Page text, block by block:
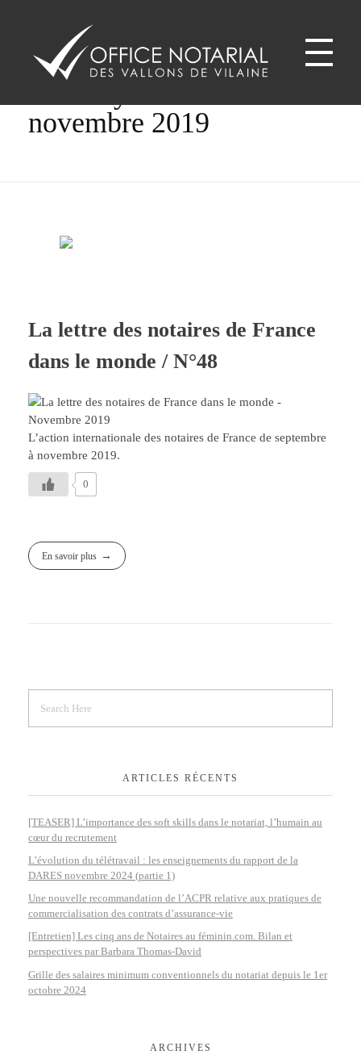
Office notariale des Vallons de Vilaine
ONVV - Notaires à GUICHEN Notaires GOVEN
novembre 2019
La lettre des notaires de France
dans le monde / N°48
L’action internationale des notaires de France de septembre
à novembre 2019.
0
En savoir plus
ARTICLES RÉCENTS
[TEASER] L’importance des soft skills dans le notariat, l’humain au
cœur du recrutement
L’évolution du télétravail : les enseignements du rapport de la
DARES novembre 2024 (partie 1)
Une nouvelle recommandation de l’ACPR relative aux pratiques de
commercialisation des contrats d’assurance-vie
[Entretien] Les cinq ans de Notaires au féminin.com. Bilan et
perspectives par Barbara Thomas-David
Grille des salaires minimum conventionnels du notariat depuis le 1er
octobre 2024
ARCHIVES